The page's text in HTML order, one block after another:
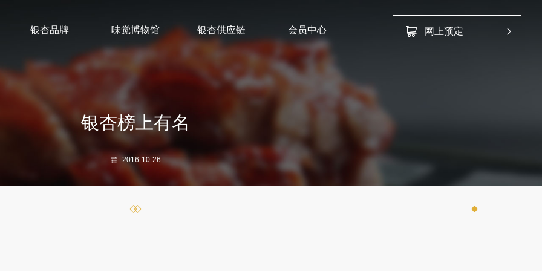
银杏品牌 味觉博物馆 银杏供应链 会员中心 网上预定
银杏榜上有名
2016-10-26